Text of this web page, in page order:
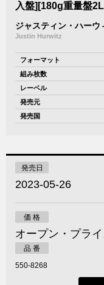
入盤][180g重量盤
ジャスティン・ハーウ
Justin Hurwitz
フォーマット
組み枚数
レーベル
発売元
発売国
発売日
2023-05-26
価 格
オープン・プライ
品 番
550-8268